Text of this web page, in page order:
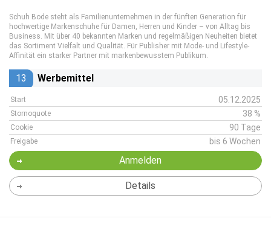
Schuh Bode steht als Familienunternehmen in der fünften Generation für
hochwertige Markenschuhe für Damen, Herren und Kinder – von Alltag bis
Business. Mit über 40 bekannten Marken und regelmäßigen Neuheiten bietet
das Sortiment Vielfalt und Qualität. Für Publisher mit Mode- und Lifestyle-
Affinität ein starker Partner mit markenbewusstem Publikum.
13 Werbemittel
Start 05.12.2025
Stornoquote 38 %
Cookie 90 Tage
Freigabe bis 6 Wochen
Anmelden
Details